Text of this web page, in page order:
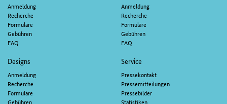
Anmeldung
Recherche
Formulare
Gebühren
FAQ
Anmeldung
Recherche
Formulare
Gebühren
FAQ
Designs
Anmeldung
Recherche
Formulare
Gebühren
Service
Pressekontakt
Pressemitteilungen
Pressebilder
Statistiken